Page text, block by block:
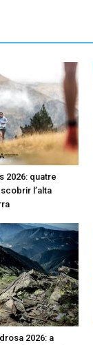
2026: quatre
l’alta
2026: a